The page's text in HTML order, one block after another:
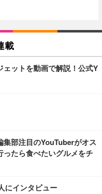
載
ェットを動画で解説！公式Y
集部注目のYouTuberがオス
たら食べたいグルメをチ
にインタビュー